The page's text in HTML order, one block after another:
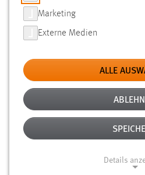
FILTER
Typ
Erstellungsdatum
Alter
Marketing
Externe Medien
ALLE
Details